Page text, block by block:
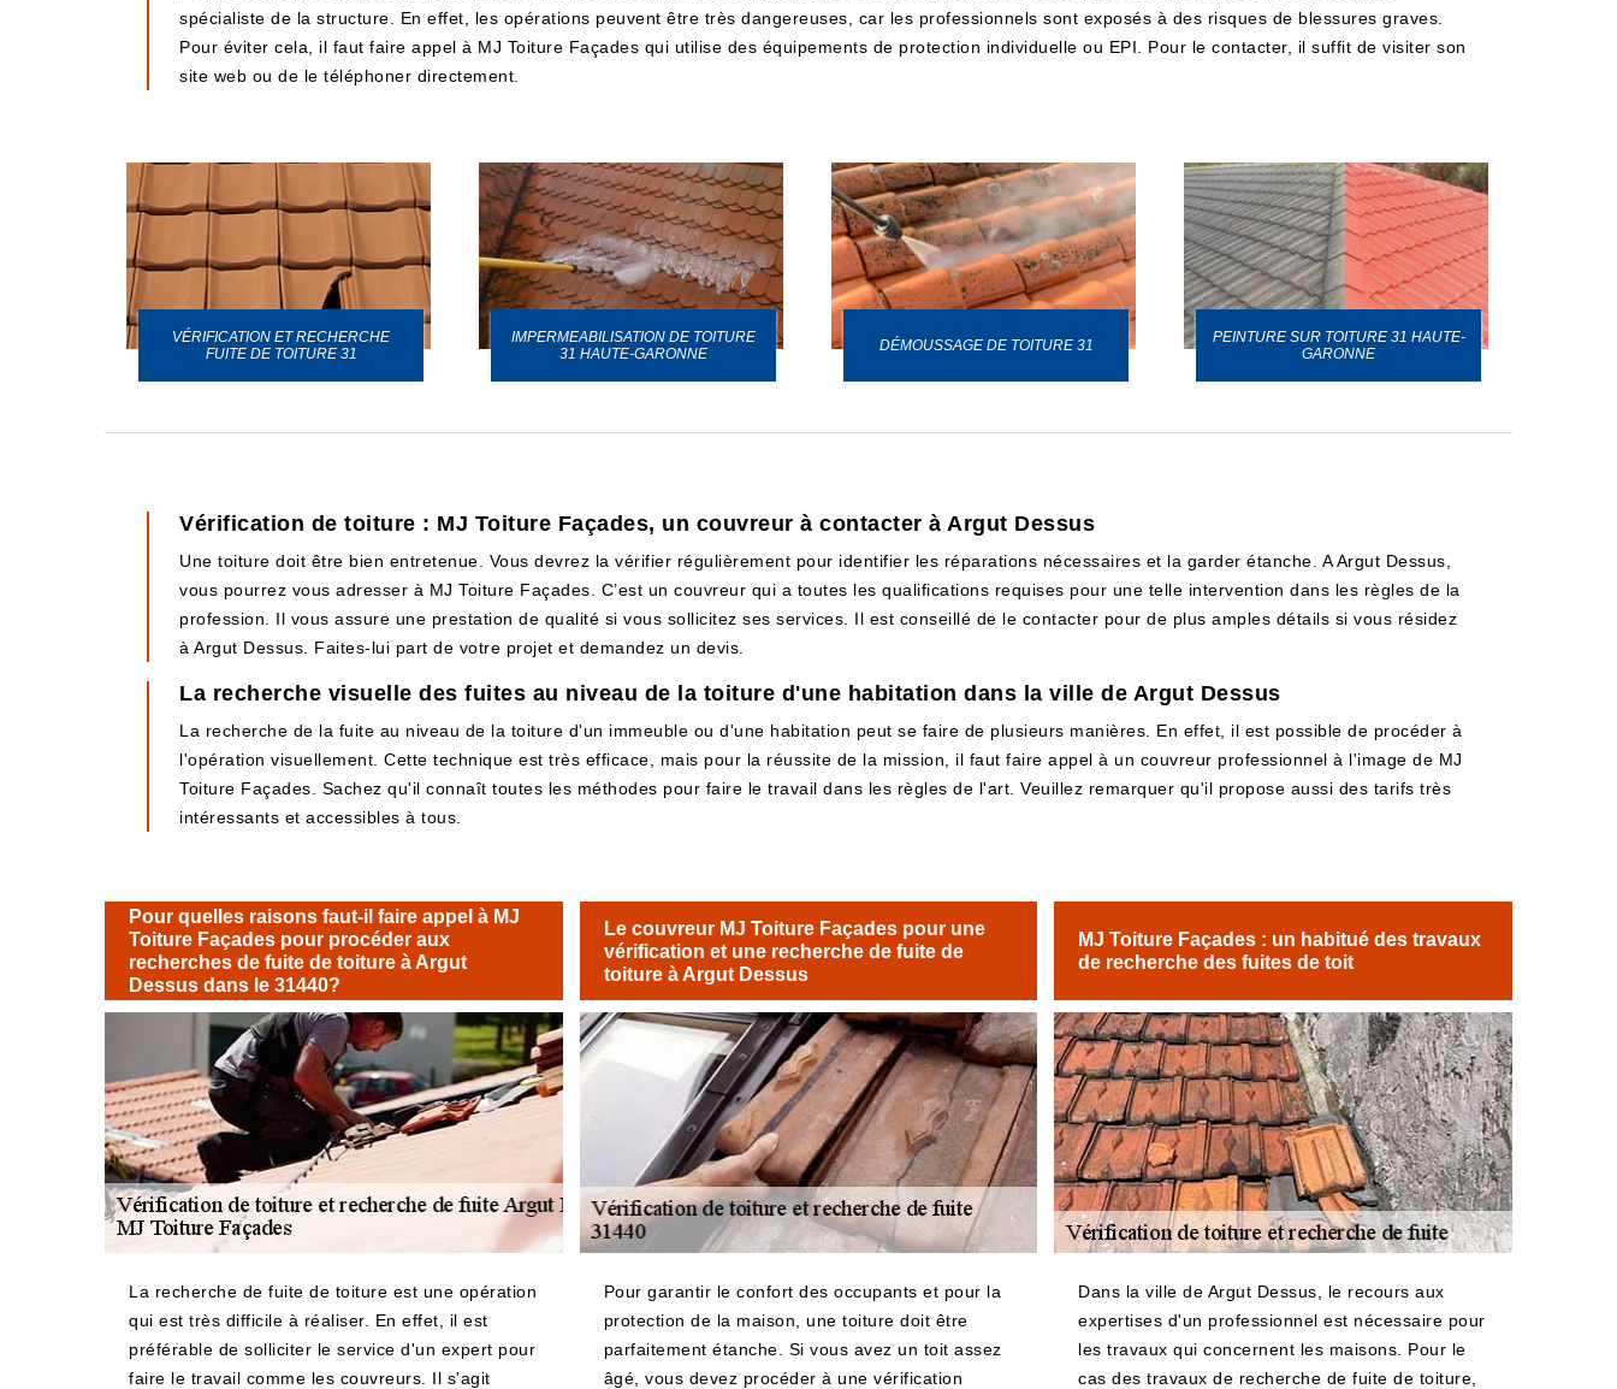
spécialiste de la structure. En effet, les opérations peuvent être très dangereuses, car les professionnels sont exposés à des risques de blessures graves.
Pour éviter cela, il faut faire appel à MJ Toiture Façades qui utilise des équipements de protection individuelle ou EPI. Pour le contacter, il suffit de visiter son
site web ou de le téléphoner directement.
VÉRIFICATION ET RECHERCHE
FUITE DE TOITURE 31
IMPERMEABILISATION DE TOITURE
31 HAUTE-GARONNE
DÉMOUSSAGE DE TOITURE 31
PEINTURE SUR TOITURE 31 HAUTE-
GARONNE
Vérification de toiture : MJ Toiture Façades, un couvreur à contacter à Argut Dessus
Une toiture doit être bien entretenue. Vous devrez la vérifier régulièrement pour identifier les réparations nécessaires et la garder étanche. A Argut Dessus,
vous pourrez vous adresser à MJ Toiture Façades. C’est un couvreur qui a toutes les qualifications requises pour une telle intervention dans les règles de la
profession. Il vous assure une prestation de qualité si vous sollicitez ses services. Il est conseillé de le contacter pour de plus amples détails si vous résidez
à Argut Dessus. Faites-lui part de votre projet et demandez un devis.
La recherche visuelle des fuites au niveau de la toiture d'une habitation dans la ville de Argut Dessus
La recherche de la fuite au niveau de la toiture d'un immeuble ou d'une habitation peut se faire de plusieurs manières. En effet, il est possible de procéder à
l'opération visuellement. Cette technique est très efficace, mais pour la réussite de la mission, il faut faire appel à un couvreur professionnel à l'image de MJ
Toiture Façades. Sachez qu'il connaît toutes les méthodes pour faire le travail dans les règles de l'art. Veuillez remarquer qu'il propose aussi des tarifs très
intéressants et accessibles à tous.
Pour quelles raisons faut-il faire appel à MJ
Toiture Façades pour procéder aux
recherches de fuite de toiture à Argut
Dessus dans le 31440?
La recherche de fuite de toiture est une opération
qui est très difficile à réaliser. En effet, il est
préférable de solliciter le service d'un expert pour
faire le travail comme les couvreurs. Il s'agit
Le couvreur MJ Toiture Façades pour une
vérification et une recherche de fuite de
toiture à Argut Dessus
Pour garantir le confort des occupants et pour la
protection de la maison, une toiture doit être
parfaitement étanche. Si vous avez un toit assez
âgé, vous devez procéder à une vérification
MJ Toiture Façades : un habitué des travaux
de recherche des fuites de toit
Dans la ville de Argut Dessus, le recours aux
expertises d'un professionnel est nécessaire pour
les travaux qui concernent les maisons. Pour le
cas des travaux de recherche de fuite de toiture,